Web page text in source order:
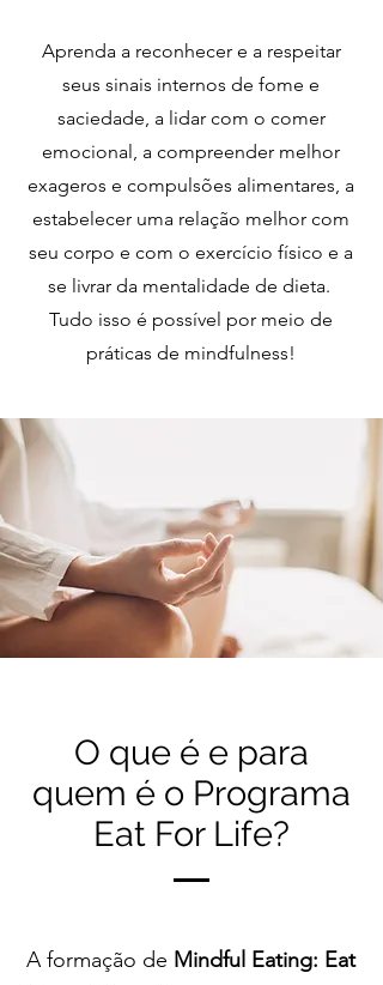
Aprenda a reconhecer e a respeitar
seus sinais internos de fome e
saciedade, a lidar com o comer
emocional, a compreender melhor
exageros e compulsões alimentares, a
estabelecer uma relação melhor com
seu corpo e com o exercício físico e a
se livrar da mentalidade de dieta.
Tudo isso é possível por meio de
práticas de mindfulness!
O que é e para
quem é o Programa
Eat For Life?
A formação de Mindful Eating: Eat